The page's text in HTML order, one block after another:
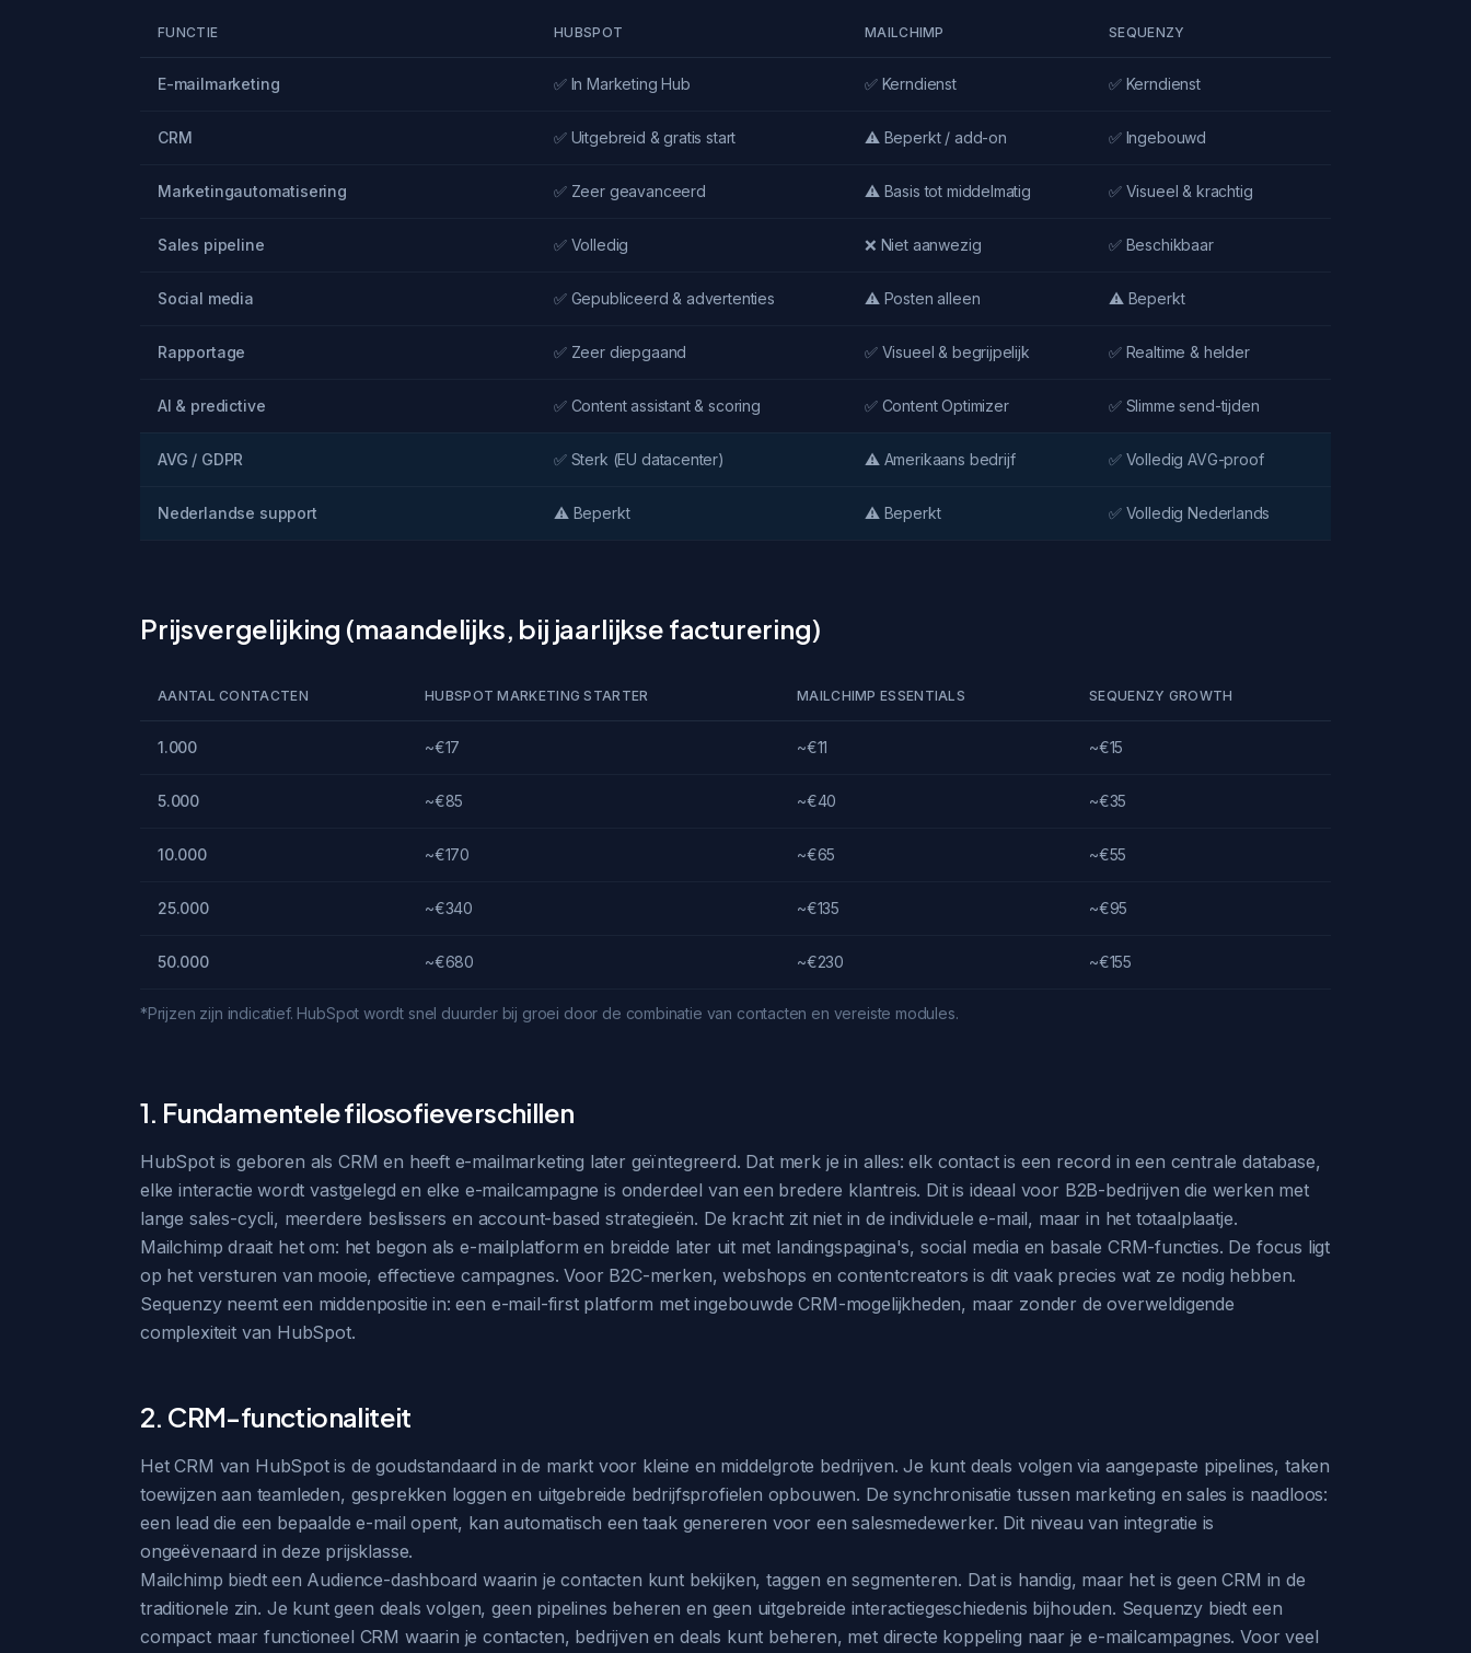
FUNCTIE HUBSPOT MAILCHIMP SEQUENZY
E-mailmarketing ✅ In Marketing Hub ✅ Kerndienst ✅ Kerndienst
CRM ✅ Uitgebreid & gratis start ⚠️ Beperkt / add-on ✅ Ingebouwd
Marketingautomatisering ✅ Zeer geavanceerd ⚠️ Basis tot middelmatig ✅ Visueel & krachtig
Sales pipeline ✅ Volledig ❌ Niet aanwezig ✅ Beschikbaar
Social media ✅ Gepubliceerd & advertenties ⚠️ Posten alleen ⚠️ Beperkt
Rapportage ✅ Zeer diepgaand ✅ Visueel & begrijpelijk ✅ Realtime & helder
AI & predictive ✅ Content assistant & scoring ✅ Content Optimizer ✅ Slimme send-tijden
AVG / GDPR ✅ Sterk (EU datacenter) ⚠️ Amerikaans bedrijf ✅ Volledig AVG-proof
Nederlandse support ⚠️ Beperkt ⚠️ Beperkt ✅ Volledig Nederlands
Prijsvergelijking (maandelijks, bij jaarlijkse facturering)
AANTAL CONTACTEN HUBSPOT MARKETING STARTER MAILCHIMP ESSENTIALS SEQUENZY GROWTH
1.000 ~€17 ~€11 ~€15
5.000 ~€85 ~€40 ~€35
10.000 ~€170 ~€65 ~€55
25.000 ~€340 ~€135 ~€95
50.000 ~€680 ~€230 ~€155
*Prijzen zijn indicatief. HubSpot wordt snel duurder bij groei door de combinatie van contacten en vereiste modules.
1. Fundamentele filosofieverschillen
HubSpot is geboren als CRM en heeft e-mailmarketing later geïntegreerd. Dat merk je in alles: elk contact is een record in een centrale database,
elke interactie wordt vastgelegd en elke e-mailcampagne is onderdeel van een bredere klantreis. Dit is ideaal voor B2B-bedrijven die werken met
lange sales-cycli, meerdere beslissers en account-based strategieën. De kracht zit niet in de individuele e-mail, maar in het totaalplaatje.
Mailchimp draait het om: het begon als e-mailplatform en breidde later uit met landingspagina's, social media en basale CRM-functies. De focus ligt
op het versturen van mooie, effectieve campagnes. Voor B2C-merken, webshops en contentcreators is dit vaak precies wat ze nodig hebben.
Sequenzy neemt een middenpositie in: een e-mail-first platform met ingebouwde CRM-mogelijkheden, maar zonder de overweldigende
complexiteit van HubSpot.
2. CRM-functionaliteit
Het CRM van HubSpot is de goudstandaard in de markt voor kleine en middelgrote bedrijven. Je kunt deals volgen via aangepaste pipelines, taken
toewijzen aan teamleden, gesprekken loggen en uitgebreide bedrijfsprofielen opbouwen. De synchronisatie tussen marketing en sales is naadloos:
een lead die een bepaalde e-mail opent, kan automatisch een taak genereren voor een salesmedewerker. Dit niveau van integratie is
ongeëvenaard in deze prijsklasse.
Mailchimp biedt een Audience-dashboard waarin je contacten kunt bekijken, taggen en segmenteren. Dat is handig, maar het is geen CRM in de
traditionele zin. Je kunt geen deals volgen, geen pipelines beheren en geen uitgebreide interactiegeschiedenis bijhouden. Sequenzy biedt een
compact maar functioneel CRM waarin je contacten, bedrijven en deals kunt beheren, met directe koppeling naar je e-mailcampagnes. Voor veel